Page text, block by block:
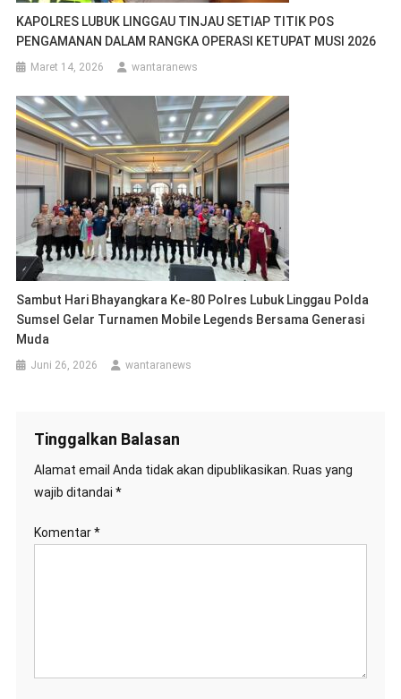
KAPOLRES LUBUK LINGGAU TINJAU SETIAP TITIK POS
PENGAMANAN DALAM RANGKA OPERASI KETUPAT MUSI 2026
Maret 14, 2026 wantaranews
Sambut Hari Bhayangkara Ke-80 Polres Lubuk Linggau Polda
Sumsel Gelar Turnamen Mobile Legends Bersama Generasi
Muda
Juni 26, 2026 wantaranews
Tinggalkan Balasan
Alamat email Anda tidak akan dipublikasikan. Ruas yang
wajib ditandai *
Komentar*